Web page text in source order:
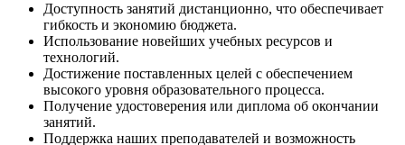
Доступность занятий дистанционно, что обеспечивает
гибкость и экономию бюджета.
Использование новейших учебных ресурсов и
технологий.
Достижение поставленных целей с обеспечением
высокого уровня образовательного процесса.
Получение удостоверения или диплома об окончании
занятий.
Поддержка наших преподавателей и возможность